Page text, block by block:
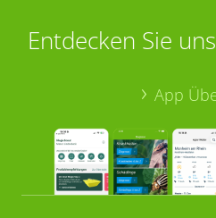
Entdecken Sie
App